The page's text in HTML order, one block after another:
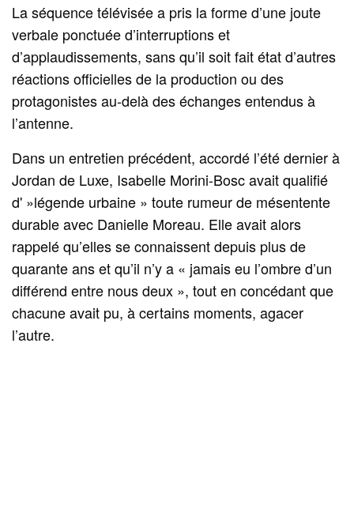
La séquence télévisée a pris la forme d’une joute
verbale ponctuée d’interruptions et
d’applaudissements, sans qu’il soit fait état d’autres
réactions officielles de la production ou des
protagonistes au-delà des échanges entendus à
l’antenne.
Dans un entretien précédent, accordé l’été dernier à
Jordan de Luxe, Isabelle Morini-Bosc avait qualifié
d' »légende urbaine » toute rumeur de mésentente
durable avec Danielle Moreau. Elle avait alors
rappelé qu’elles se connaissent depuis plus de
quarante ans et qu’il n’y a « jamais eu l’ombre d’un
différend entre nous deux », tout en concédant que
chacune avait pu, à certains moments, agacer
l’autre.